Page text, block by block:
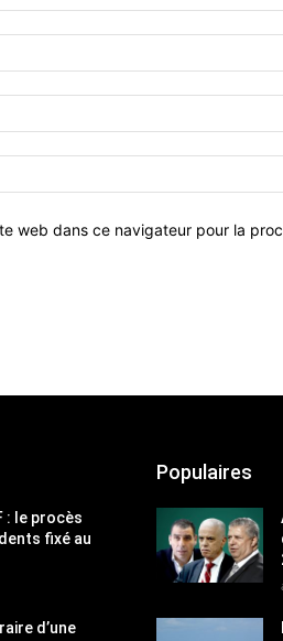
web dans ce navigateur pour la
: le procès
fixé au
d’une
Populaires